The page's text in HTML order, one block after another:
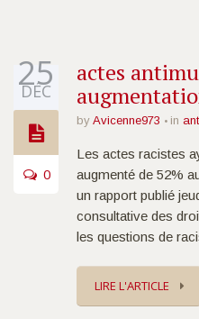
25
DÉC
0
actes
by Avicenne973 in
Les actes racistes
augmenté de 52%
un rapport publié
consultative des
les questions de
LIRE L'ARTICLE